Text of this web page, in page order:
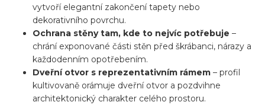
vytvoří elegantní zakončení tapety nebo
dekorativního povrchu.
Ochrana stěny tam, kde to nejvíc potřebuje –
chrání exponované části stěn před škrábanci, nárazy a
každodenním opotřebením.
Dveřní otvor s reprezentativním rámem – profil
kultivovaně orámuje dveřní otvor a pozdvihne
architektonický charakter celého prostoru.